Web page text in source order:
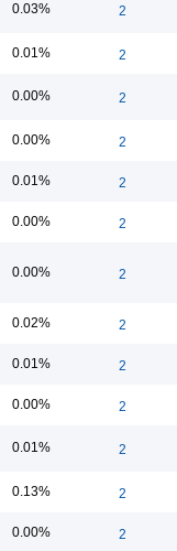
0.03% 2
0.01% 2
0.00% 2
0.00% 2
0.01% 2
0.00% 2
0.00% 2
0.02% 2
0.01% 2
0.00% 2
0.01% 2
0.13% 2
0.00% 2